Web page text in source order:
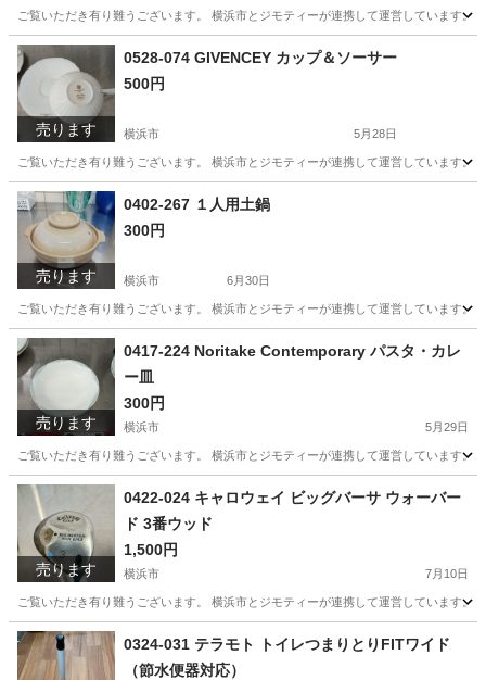
ご覧いただき有り難うございます。 横浜市とジモティーが連携して運営していま
神奈川 横浜市
売ります
0528-074 GIVENCEY カップ＆ソーサー
500円
横浜市 5月28日
ご覧いただき有り難うございます。 横浜市とジモティーが連携して運営していま
神奈川 横浜市 リユース
売ります
0402-267 １人用土鍋
300円
横浜市 6月30日
ご覧いただき有り難うございます。 横浜市とジモティーが連携して運営していま
神奈川 横浜市
売ります
0417-224 Noritake Contemporary パスタ・カレ
ー皿
300円
横浜市 5月29日
ご覧いただき有り難うございます。 横浜市とジモティーが連携して運営していま
神奈川 横浜市 リユース
売ります
0422-024 キャロウェイ ビッグバーサ ウォーバー
ド 3番ウッド
1,500円
横浜市 7月10日
ご覧いただき有り難うございます。 横浜市とジモティーが連携して運営していま
神奈川 横浜市 リユース
0324-031 テラモト トイレつまりとりFITワイド
（節水便器対応）